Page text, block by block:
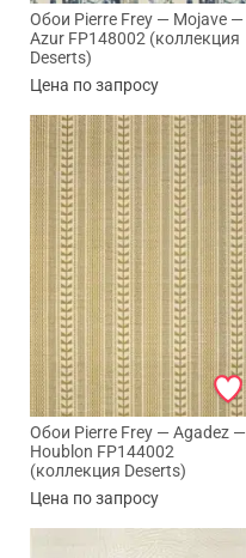
Обои Pierre Frey — Mojave —
Azur FP148002 (коллекция
Deserts)
Цена по запросу
Обои Pierre Frey — Agadez —
Houblon FP144002
(коллекция Deserts)
Цена по запросу